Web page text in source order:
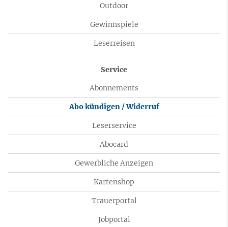
Outdoor
Gewinnspiele
Leserreisen
Service
Abonnements
Abo kündigen / Widerruf
Leserservice
Abocard
Gewerbliche Anzeigen
Kartenshop
Trauerportal
Jobportal